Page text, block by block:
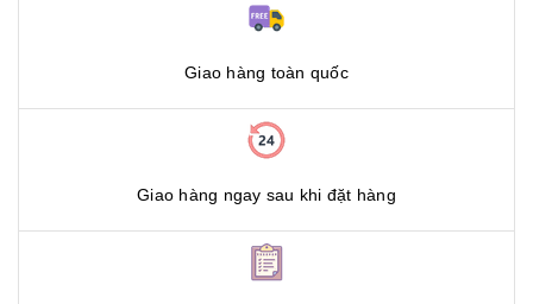
Giao hàng toàn quốc
Giao hàng ngay sau khi đặt hàng